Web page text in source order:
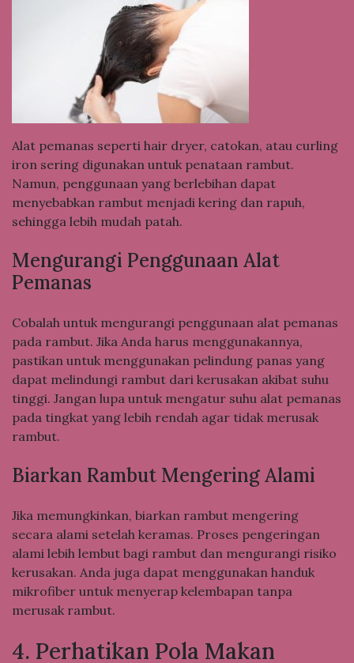
Alat pemanas seperti hair dryer, catokan, atau curling
iron sering digunakan untuk penataan rambut.
Namun, penggunaan yang berlebihan dapat
menyebabkan rambut menjadi kering dan rapuh,
sehingga lebih mudah patah.
Mengurangi Penggunaan Alat
Pemanas
Cobalah untuk mengurangi penggunaan alat pemanas
pada rambut. Jika Anda harus menggunakannya,
pastikan untuk menggunakan pelindung panas yang
dapat melindungi rambut dari kerusakan akibat suhu
tinggi. Jangan lupa untuk mengatur suhu alat pemanas
pada tingkat yang lebih rendah agar tidak merusak
rambut.
Biarkan Rambut Mengering Alami
Jika memungkinkan, biarkan rambut mengering
secara alami setelah keramas. Proses pengeringan
alami lebih lembut bagi rambut dan mengurangi risiko
kerusakan. Anda juga dapat menggunakan handuk
mikrofiber untuk menyerap kelembapan tanpa
merusak rambut.
4. Perhatikan Pola Makan